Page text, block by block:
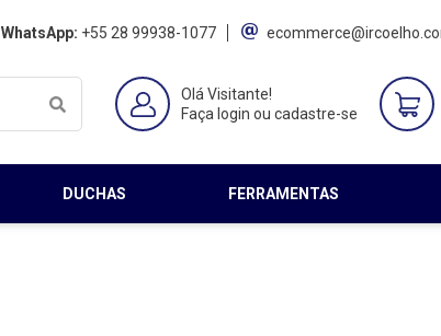
WhatsApp: +55 28 99938-1077
Olá Visitante!
Faça login ou cadastre-se
DUCHAS FERRAMENTAS